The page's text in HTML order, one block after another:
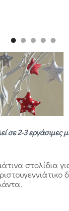
σε 2-3 εργάσιμες
στολίδια